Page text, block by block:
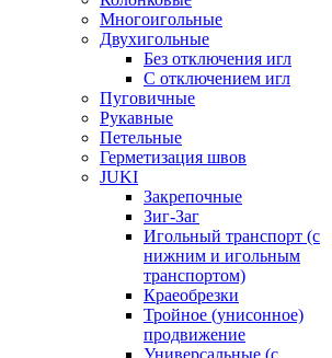
Многоигольные
Двухигольные
Без отключения игл
С отключением игл
Пуговичные
Рукавные
Петельные
Герметизация швов
JUKI
Закрепочные
Зиг-Заг
Игольный транспорт (с
нижним и игольным
транспортом)
Краеобрезки
Тройное (унисонное)
продвижение
Универсальные (с